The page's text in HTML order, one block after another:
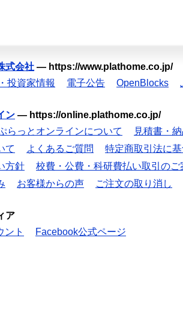
式会社 — https://www.plathome.co.jp/
投資家情報 電子公告 OpenBlocks
ン — https://online.plathome.co.jp/
らっとオンラインについて
見積書・
て
よくあるご質問
特定商取引法に
方針
校費・公費・科研費払い取引のご
お客様からの声 ご注文の取り消し
ア
ント
Facebook公式ページ